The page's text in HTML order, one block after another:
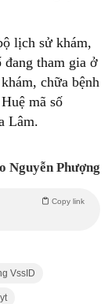
lịch sử khám,
đang tham gia ở
chữa bệnh
mã số
Lâm.
Nguyễn Phượng
Copy link
VssID